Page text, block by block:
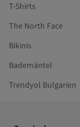
T-Shirts
The North Face
Bikinis
Bademäntel
Trendyol Bulgarien